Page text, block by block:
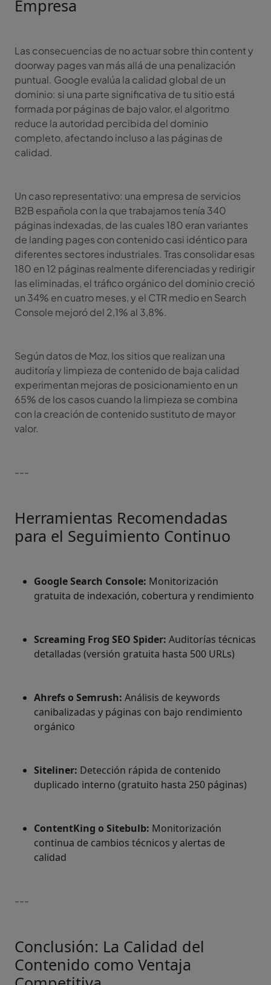
Empresa
Las consecuencias de no actuar sobre thin content y
doorway pages van más allá de una penalización
puntual. Google evalúa la calidad global de un
dominio: si una parte significativa de tu sitio está
formada por páginas de bajo valor, el algoritmo
reduce la autoridad percibida del dominio
completo, afectando incluso a las páginas de
calidad.
Un caso representativo: una empresa de servicios
B2B española con la que trabajamos tenía 340
páginas indexadas, de las cuales 180 eran variantes
de landing pages con contenido casi idéntico para
diferentes sectores industriales. Tras consolidar esas
180 en 12 páginas realmente diferenciadas y redirigir
las eliminadas, el tráfico orgánico del dominio creció
un 34% en cuatro meses, y el CTR medio en Search
Console mejoró del 2,1% al 3,8%.
Según datos de Moz, los sitios que realizan una
auditoría y limpieza de contenido de baja calidad
experimentan mejoras de posicionamiento en un
65% de los casos cuando la limpieza se combina
con la creación de contenido sustituto de mayor
valor.
---
Herramientas Recomendadas
para el Seguimiento Continuo
Google Search Console: Monitorización
gratuita de indexación, cobertura y rendimiento
Screaming Frog SEO Spider: Auditorías técnicas
detalladas (versión gratuita hasta 500 URLs)
Ahrefs o Semrush: Análisis de keywords
canibalizadas y páginas con bajo rendimiento
orgánico
Siteliner: Detección rápida de contenido
duplicado interno (gratuito hasta 250 páginas)
ContentKing o Sitebulb: Monitorización
continua de cambios técnicos y alertas de
calidad
---
Conclusión: La Calidad del
Contenido como Ventaja